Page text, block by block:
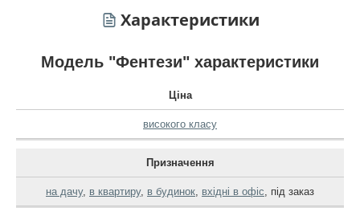
Характеристики
Модель "Фентези" характеристики
Ціна
високого класу
Призначення
на дачу, в квартиру, в будинок, вхідні в офіс, під заказ